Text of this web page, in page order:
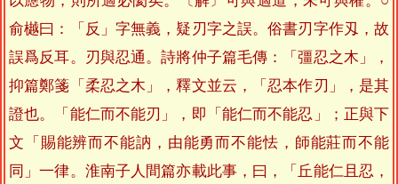
俞樾曰：「反」字無義，疑刃字之誤。俗書刃字作刄，故
誤爲反耳。刃與忍通。詩將仲子篇毛傳：「彊忍之木」，
抑篇鄭箋「柔忍之木」，釋文並云，「忍本作刃」，是其
證也。「能仁而不能刃」，即「能仁而不能忍」；正與下
文「賜能辨而不能訥，由能勇而不能怯，師能莊而不能
同」一律。淮南子人間篇亦載此事，曰，「丘能仁且忍，